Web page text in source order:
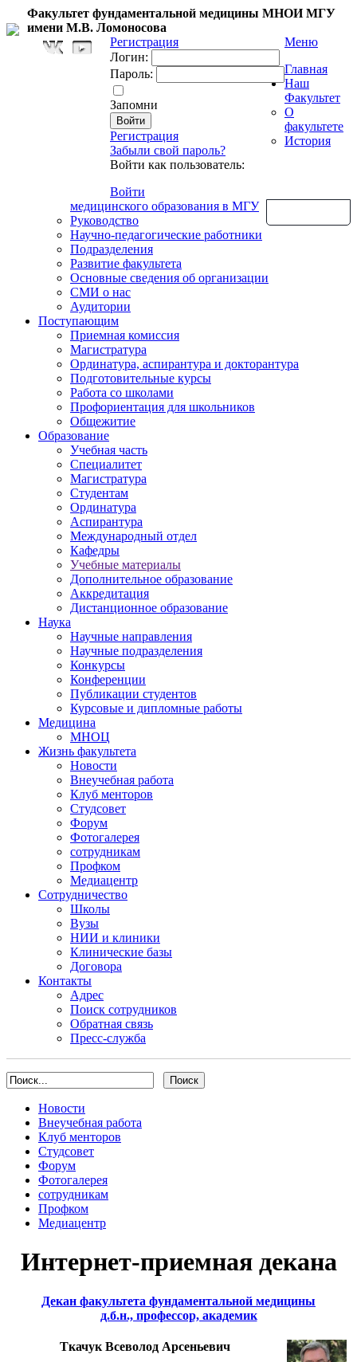
Факультет фундаментальной медицины МНОИ МГУ
имени М.В. Ломоносова
Регистрация
Логин:
Пароль:
Запомни
Регистрация
Забыли свой пароль?
Войти как пользователь:
Войти
Меню
Главная
Наш
Факультет
О
факультете
История
медицинского образования в МГУ
Руководство
Научно-педагогические работники
Подразделения
Развитие факультета
Основные сведения об организации
СМИ о нас
Аудитории
Поступающим
Приемная комиссия
Магистратура
Ординатура, аспирантура и докторантура
Подготовительные курсы
Работа со школами
Профориентация для школьников
Общежитие
Образование
Учебная часть
Специалитет
Магистратура
Студентам
Ординатура
Аспирантура
Международный отдел
Кафедры
Учебные материалы
Дополнительное образование
Аккредитация
Дистанционное образование
Наука
Научные направления
Научные подразделения
Конкурсы
Конференции
Публикации студентов
Курсовые и дипломные работы
Медицина
МНОЦ
Жизнь факультета
Новости
Внеучебная работа
Клуб менторов
Студсовет
Форум
Фотогалерея
сотрудникам
Профком
Медиацентр
Сотрудничество
Школы
Вузы
НИИ и клиники
Клинические базы
Договора
Контакты
Адрес
Поиск сотрудников
Обратная связь
Пресс-служба
Новости
Внеучебная работа
Клуб менторов
Студсовет
Форум
Фотогалерея
сотрудникам
Профком
Медиацентр
Интернет-приемная декана
Декан факультета фундаментальной медицины
д.б.н., профессор, академик
Ткачук Всеволод Арсеньевич